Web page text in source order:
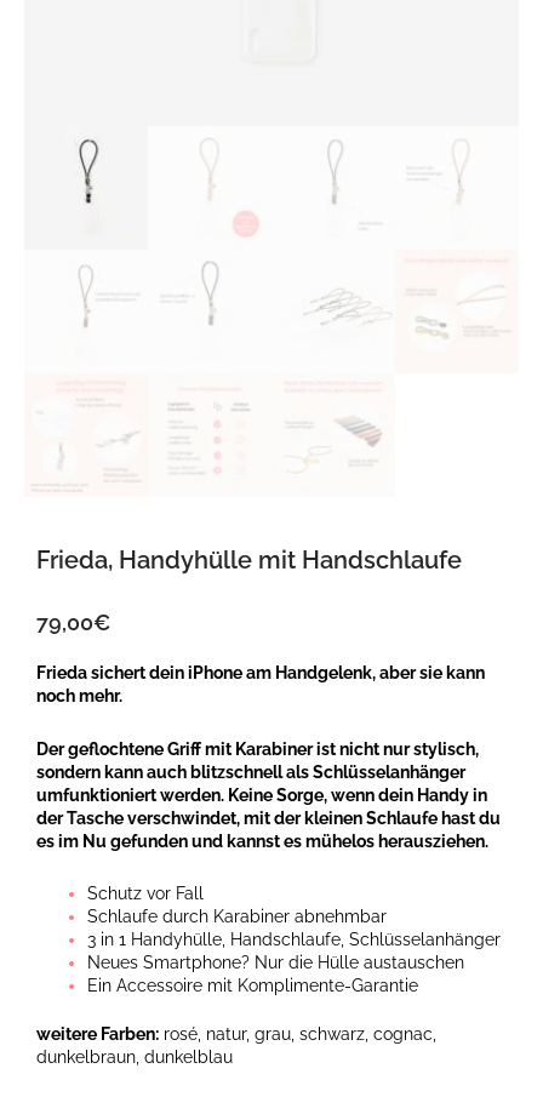
Frieda, Handyhülle mit Handschlaufe
79,00€
Frieda sichert dein iPhone am Handgelenk, aber sie kann
noch mehr.
Der geflochtene Griff mit Karabiner ist nicht nur stylisch,
sondern kann auch blitzschnell als Schlüsselanhänger
umfunktioniert werden. Keine Sorge, wenn dein Handy in
der Tasche verschwindet, mit der kleinen Schlaufe hast du
es im Nu gefunden und kannst es mühelos herausziehen.
Schutz vor Fall
Schlaufe durch Karabiner abnehmbar
3 in 1 Handyhülle, Handschlaufe, Schlüsselanhänger
Neues Smartphone? Nur die Hülle austauschen
Ein Accessoire mit Komplimente-Garantie
weitere Farben: rosé, natur, grau, schwarz, cognac,
dunkelbraun, dunkelblau